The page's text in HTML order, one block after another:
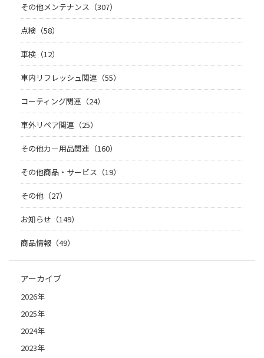
その他メンテナンス（307）
点検（58）
車検（12）
車内リフレッシュ関連（55）
コーティング関連（24）
車外リペア関連（25）
その他カー用品関連（160）
その他商品・サービス（19）
その他（27）
お知らせ（149）
商品情報（49）
アーカイブ
2026年
2025年
2024年
2023年